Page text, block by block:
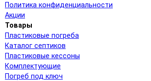
Политика конфиденциальности
Акции
Товары
Пластиковые погреба
Каталог септиков
Пластиковые кессоны
Комплектующие
Погреб под ключ